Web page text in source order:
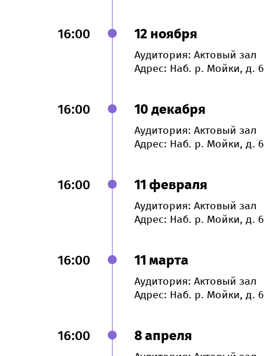
16:00 12 ноября
Аудитория: Актовый зал
Адрес: Наб. р. Мойки, д.
16:00 10 декабря
Аудитория: Актовый зал
Адрес: Наб. р. Мойки, д.
16:00 11 февраля
Аудитория: Актовый зал
Адрес: Наб. р. Мойки, д.
16:00 11 марта
Аудитория: Актовый зал
Адрес: Наб. р. Мойки, д.
16:00 8 апреля